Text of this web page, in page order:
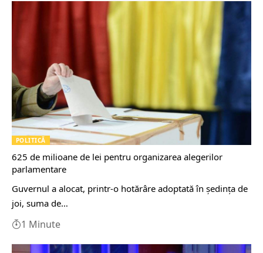
POLITICĂ
625 de milioane de lei pentru organizarea alegerilor
parlamentare
Guvernul a alocat, printr-o hotărâre adoptată în şedinţa de
joi, suma de…
1 Minute